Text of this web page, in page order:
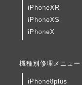
iPhoneXR
iPhoneXS
iPhoneX
機種別修理メニュー
iPhone8plus